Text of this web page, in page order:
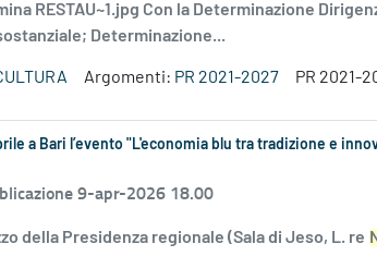
RESTAU~1.jpg Con la Determinazione
Determinazione...
Argomenti: PR 2021-2027 PR 2021-
a Bari l’evento "L'economia blu tra tradizione e
9-apr-2026 18.00
della Presidenza regionale (Sala di Jeso, L. re N